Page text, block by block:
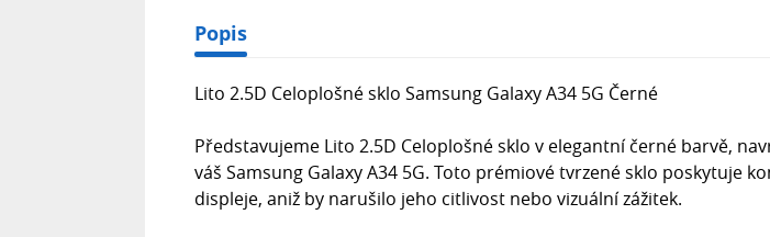
Popis
Lito 2.5D Celoplošné sklo Samsung Galaxy A34 5G Černé
Představujeme Lito 2.5D Celoplošné sklo v elegantní černé barvě,
váš Samsung Galaxy A34 5G. Toto prémiové tvrzené sklo poskytuje
displeje, aniž by narušilo jeho citlivost nebo vizuální zážitek.